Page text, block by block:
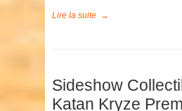
Lire la suite →
Sideshow
Katan Kryze